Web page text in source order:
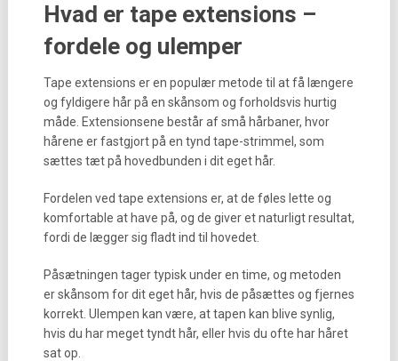
Hvad er tape extensions –
fordele og ulemper
Tape extensions er en populær metode til at få længere
og fyldigere hår på en skånsom og forholdsvis hurtig
måde. Extensionsene består af små hårbaner, hvor
hårene er fastgjort på en tynd tape-strimmel, som
sættes tæt på hovedbunden i dit eget hår.
Fordelen ved tape extensions er, at de føles lette og
komfortable at have på, og de giver et naturligt resultat,
fordi de lægger sig fladt ind til hovedet.
Påsætningen tager typisk under en time, og metoden
er skånsom for dit eget hår, hvis de påsættes og fjernes
korrekt. Ulempen kan være, at tapen kan blive synlig,
hvis du har meget tyndt hår, eller hvis du ofte har håret
sat op.